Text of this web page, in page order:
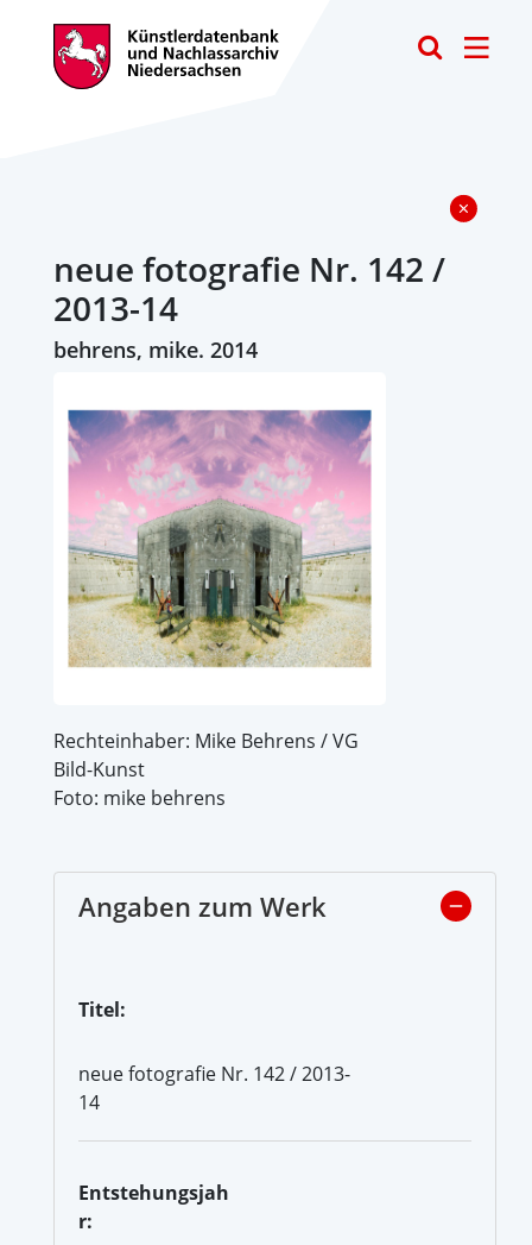
neue fotografie Nr. 142 /
2013-14
behrens, mike. 2014
Rechteinhaber: Mike Behrens / VG
Bild-Kunst
Foto: mike behrens
Angaben zum Werk
Titel:
neue fotografie Nr. 142 / 2013-
14
Entstehungsjah
r: